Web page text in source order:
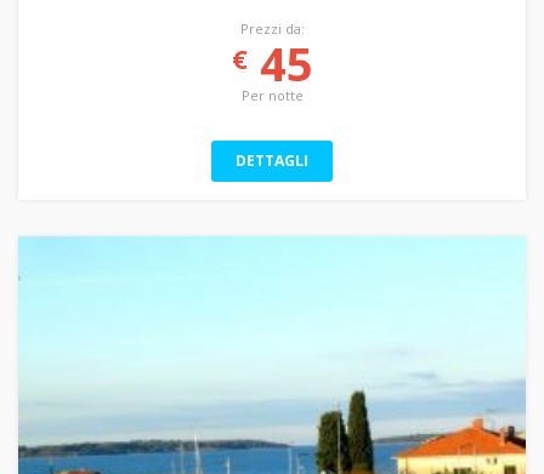
Prezzi da:
€45
Per notte
DETTAGLI